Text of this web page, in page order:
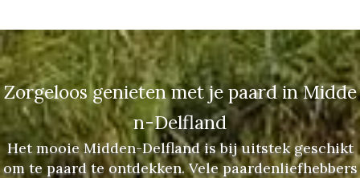
Zorgeloos genieten met je paard in Midde
n-Delfland
Het mooie Midden-Delfland is bij uitstek geschikt
om te paard te ontdekken. Vele paardenliefhebbers